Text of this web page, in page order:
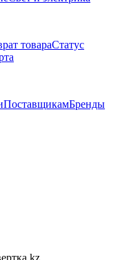
товараСтатус
ПоставщикамБренды